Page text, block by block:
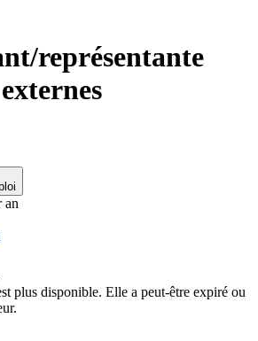
représentante
an
plus disponible. Elle a peut-être expiré ou